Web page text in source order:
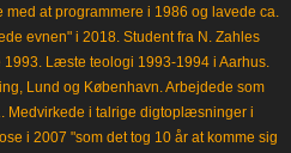
at programmere i 1986 og lavede ca.
evnen" i 2018. Student fra N. Zahles
Læste teologi 1993-1994 i Aarhus.
Lund og København. Arbejdede som
Medvirkede i talrige digtoplæsninger i
i 2007 "som det tog 10 år at komme sig